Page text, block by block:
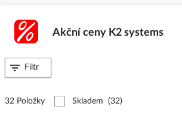
Akční ceny K2 systems
32 Položky Skladem (32)
Filtr